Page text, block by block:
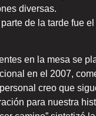
diversas.
de la tarde fue
en la mesa se
en el 2007,
creo que
para nuestra